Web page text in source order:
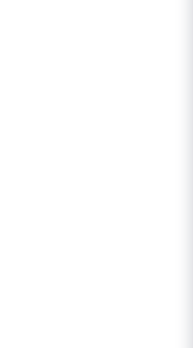
mål att göra
kunder
och
med
och